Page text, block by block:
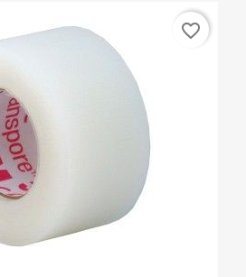
favorite_border